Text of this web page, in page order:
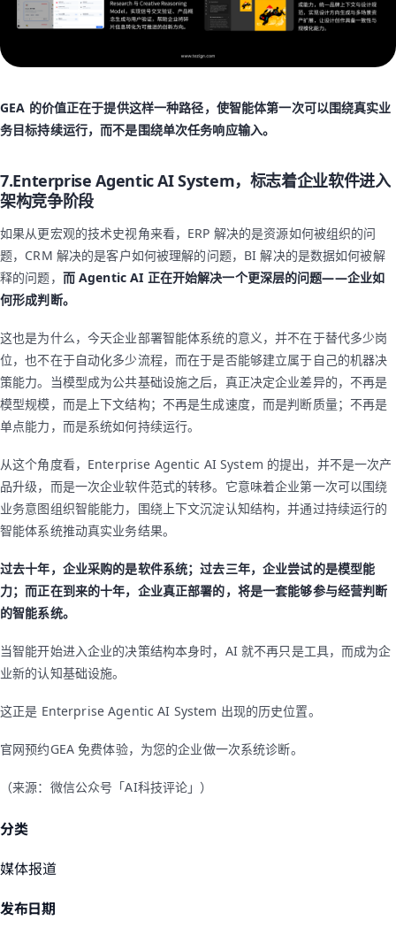
GEA 的价值正在于提供这样一种路径，使智能体第一次可以围绕真实业
务目标持续运行，而不是围绕单次任务响应输入。
7.Enterprise Agentic AI System，标志着企业软件进入
架构竞争阶段
如果从更宏观的技术史视角来看，ERP 解决的是资源如何被组织的问
题，CRM 解决的是客户如何被理解的问题，BI 解决的是数据如何被解
释的问题， 而 Agentic AI 正在开始解决一个更深层的问题——企业如
何形成判断。
这也是为什么，今天企业部署智能体系统的意义，并不在于替代多少岗
位，也不在于自动化多少流程，而在于是否能够建立属于自己的机器决
策能力。当模型成为公共基础设施之后，真正决定企业差异的，不再是
模型规模，而是上下文结构；不再是生成速度，而是判断质量；不再是
单点能力，而是系统如何持续运行。
从这个角度看，Enterprise Agentic AI System 的提出，并不是一次产
品升级，而是一次企业软件范式的转移。它意味着企业第一次可以围绕
业务意图组织智能能力，围绕上下文沉淀认知结构，并通过持续运行的
智能体系统推动真实业务结果。
过去十年，企业采购的是软件系统；过去三年，企业尝试的是模型能
力；而正在到来的十年，企业真正部署的，将是一套能够参与经营判断
的智能系统。
当智能开始进入企业的决策结构本身时，AI 就不再只是工具，而成为企
业新的认知基础设施。
这正是 Enterprise Agentic AI System 出现的历史位置。
官网预约GEA 免费体验，为您的企业做一次系统诊断。
（来源：微信公众号「AI科技评论」）
分类
媒体报道
发布日期